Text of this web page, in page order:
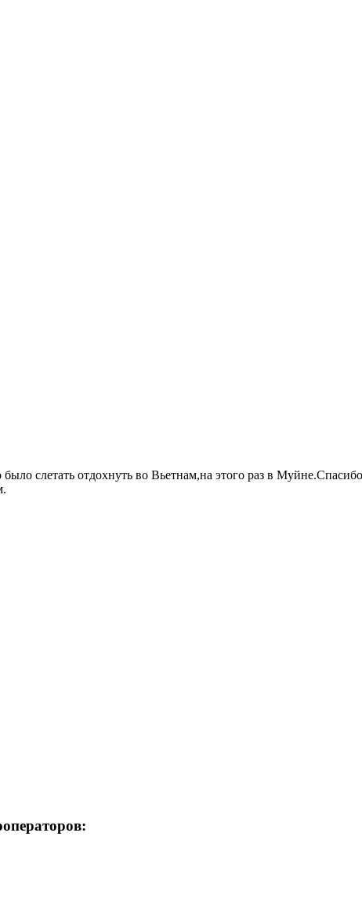
слетать отдохнуть во Вьетнам,на этого раз в